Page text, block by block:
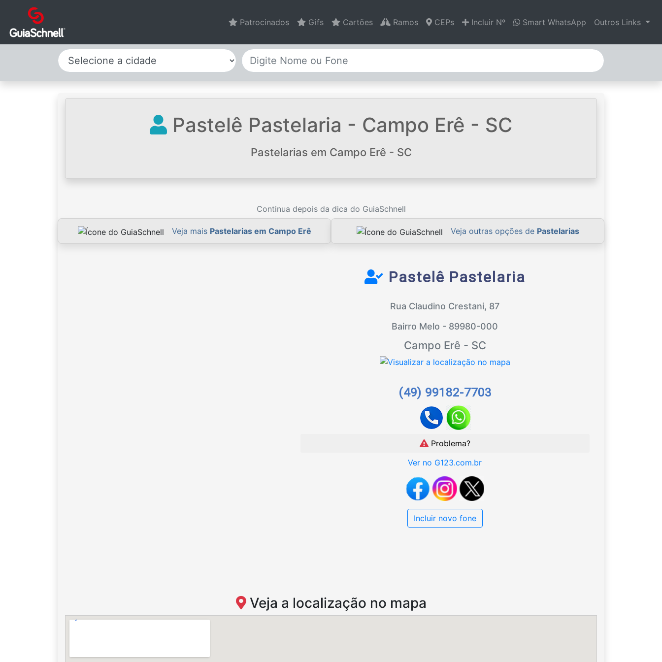
Patrocinados Gifs Cartões Ramos CEPs Incluir Nº Smart WhatsApp Outros Links
Selecione a cidade
Pastelê Pastelaria - Campo Erê - SC
Pastelarias em Campo Erê - SC
Continua depois da dica do GuiaSchnell
Veja mais Pastelarias em Campo Erê Veja outras opções de Pastelarias
Pastelê Pastelaria
Rua Claudino Crestani, 87
Bairro Melo - 89980-000
Campo Erê - SC
(49) 99182-7703
Problema?
Ver no G123.com.br
Incluir novo fone
Veja a localização no mapa